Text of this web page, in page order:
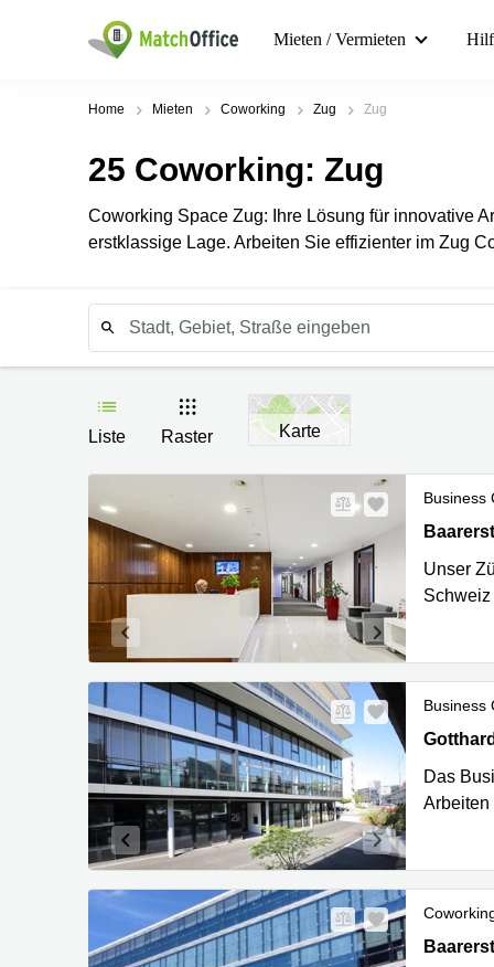
Mieten / Vermieten
Home Mieten Coworking Zug Zug
25 Coworking: Zug
Coworking Space Zug: Ihre Lösung für innovative
erstklassige Lage. Arbeiten Sie effizienter im Zug
Liste Raster Karte
Business
Unser
Business
Das
Arbeiten